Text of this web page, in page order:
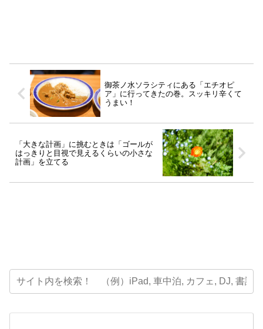
御茶ノ水ソラシティにある「エチオピ
ア」に行ってきたの巻。スッキリ辛くて
うまい！
「大きな計画」に挑むときは「ゴールが
はっきりと目視で見えるくらいの小さな
計画」を立てる